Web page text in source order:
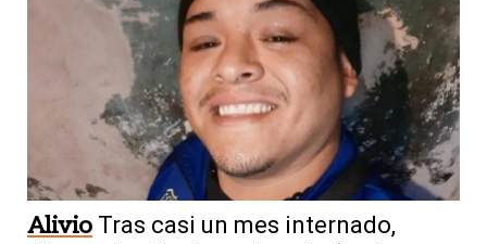
Alivio Tras casi un mes internado,